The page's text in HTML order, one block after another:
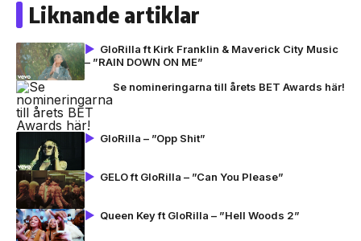
Liknande artiklar
GloRilla ft Kirk Franklin & Maverick City Music
– ”RAIN DOWN ON ME”
Se nomineringarna till årets BET Awards här!
GloRilla – ”Opp Shit”
GELO ft GloRilla – ”Can You Please”
Queen Key ft GloRilla – ”Hell Woods 2”